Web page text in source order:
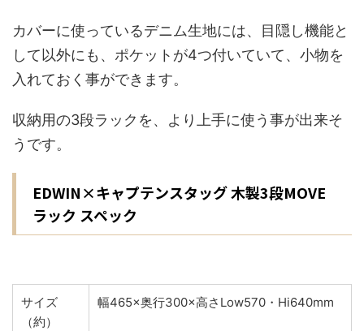
カバーに使っているデニム生地には、目隠し機能と
して以外にも、ポケットが4つ付いていて、小物を
入れておく事ができます。
収納用の3段ラックを、より上手に使う事が出来そ
うです。
EDWIN×キャプテンスタッグ 木製3段MOVE
ラック スペック
サイズ
（約）
幅465×奥行300×高さLow570・Hi640mm